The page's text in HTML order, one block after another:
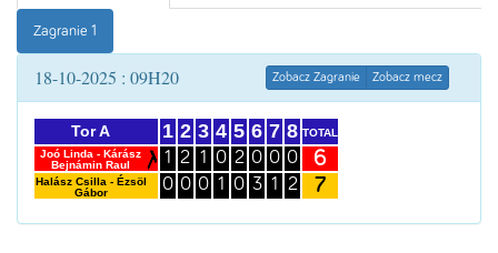
Zagranie 1
18-10-2025 : 09H20 Zobacz Zagranie Zobacz mecz
Tor A
Joó Linda - Kárász
Bejnámin Raul
Halász Csilla - Ézsöl
Gábor
1
1
0
2
2
0
3
1
0
4
0
1
5
2
0
6
0
3
7
0
1
8
0
2
TOTAL
6
7